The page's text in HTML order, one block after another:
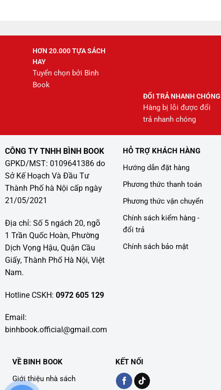
HƠN 20.000 TỰA SÁCH
HAY
Tuyển chọn bởi Bình
Book
ĐỔI TRẢ NHANH CHÓNG
Hàng bị lỗi được đổi
trả nhanh chóng
CÔNG TY TNHH BÌNH BOOK
GPKD/MST: 0109641386 do
Sở Kế Hoạch Và Đầu Tư
Thành Phố hà Nội cấp ngày
21/05/2021
Địa chỉ: Số 5 ngách 20, ngõ
1 Trần Quốc Hoàn, Phường
Dịch Vọng Hậu, Quận Cầu
Giấy, Thành Phố Hà Nội, Việt
Nam.
Hotline CSKH: 0972 605 129
Email:
binhbook.official@gmail.com
HỖ TRỢ KHÁCH HÀNG
Hướng dẫn đặt hàng
Phương thức thanh toán
Phương thức vận chuyển
Chính sách kiểm hàng -
đổi trả
Chính sách bảo mật
VỀ BINH BOOK
Giới thiệu nhà sách
KẾT NỐI